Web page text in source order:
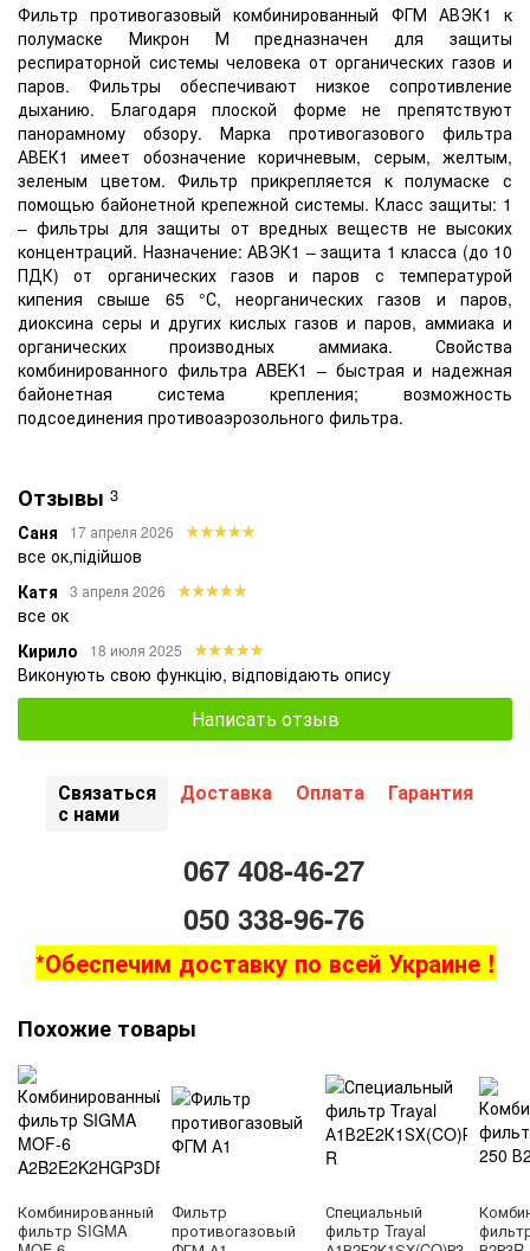
Фильтр противогазовый комбинированный ФГМ АВЭК1 к
полумаске Микрон М предназначен для защиты
респираторной системы человека от органических газов и
паров. Фильтры обеспечивают низкое сопротивление
дыханию. Благодаря плоской форме не препятствуют
панорамному обзору. Марка противогазового фильтра
АВЕК1 имеет обозначение коричневым, серым, желтым,
зеленым цветом. Фильтр прикрепляется к полумаске с
помощью байонетной крепежной системы. Класс защиты: 1
– фильтры для защиты от вредных веществ не высоких
концентраций. Назначение: АВЭК1 – защита 1 класса (до 10
ПДК) от органических газов и паров с температурой
кипения свыше 65 °С, неорганических газов и паров,
диоксина серы и других кислых газов и паров, аммиака и
органических производных аммиака. Свойства
комбинированного фильтра ABEK1 – быстрая и надежная
байонетная система крепления; возможность
подсоединения противоаэрозольного фильтра.
Отзывы 3
Саня 17 апреля 2026
все ок,підійшов
Катя
3 апреля 2026
все ок
Кирило
18 июля 2025
Виконують свою функцію, відповідають опису
Написать отзыв
Связаться
с нами
Доставка Оплата Гарантия
067 408-46-27
050 338-96-76
*Обеспечим доставку по всей Украине !
Похожие товары
Комбинированный
фильтр SIGMA
Фильтр
противогазовый
Специальный
фильтр Trayal